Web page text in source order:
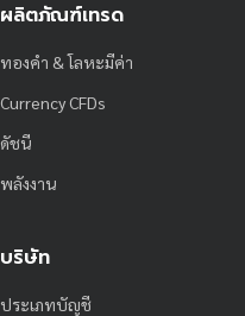
ผลิตภัณฑ์เทรด
ทองคำ & โลหะมีค่า
Currency CFDs
ดัชนี
พลังงาน
บริษัท
ประเภทบัญชี